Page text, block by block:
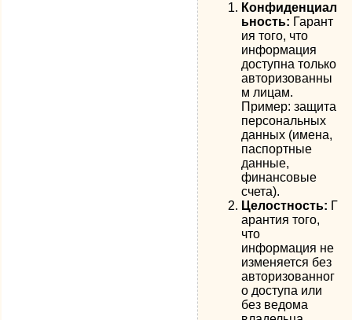
Конфиденциал
ьность: Гарант
ия того, что
информация
доступна только
авторизованны
м лицам.
Пример: защита
персональных
данных (имена,
паспортные
данные,
финансовые
счета).
Целостность: Г
арантия того,
что
информация не
изменяется без
авторизованног
о доступа или
без ведома